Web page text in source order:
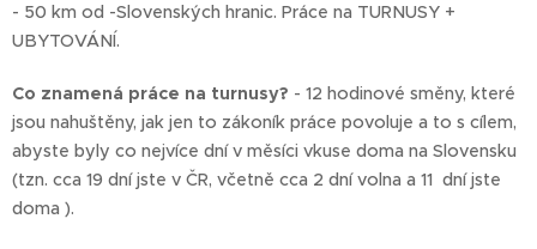
- 50 km od -Slovenských hranic. Práce na TURNUSY +
UBYTOVÁNÍ.
Co znamená práce na turnusy? - 12 hodinové směny, které
jsou nahuštěny, jak jen to zákoník práce povoluje a to s cílem,
abyste byly co nejvíce dní v měsíci vkuse doma na Slovensku
(tzn. cca 19 dní jste v ČR, včetně cca 2 dní volna a 11 dní jste
doma ).